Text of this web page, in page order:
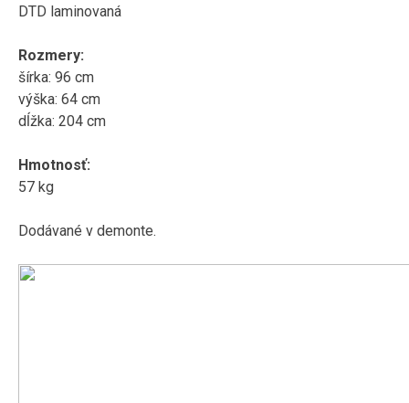
DTD laminovaná
Rozmery:
šírka: 96 cm
výška: 64 cm
dĺžka: 204 cm
Hmotnosť:
57 kg
Dodávané v demonte.